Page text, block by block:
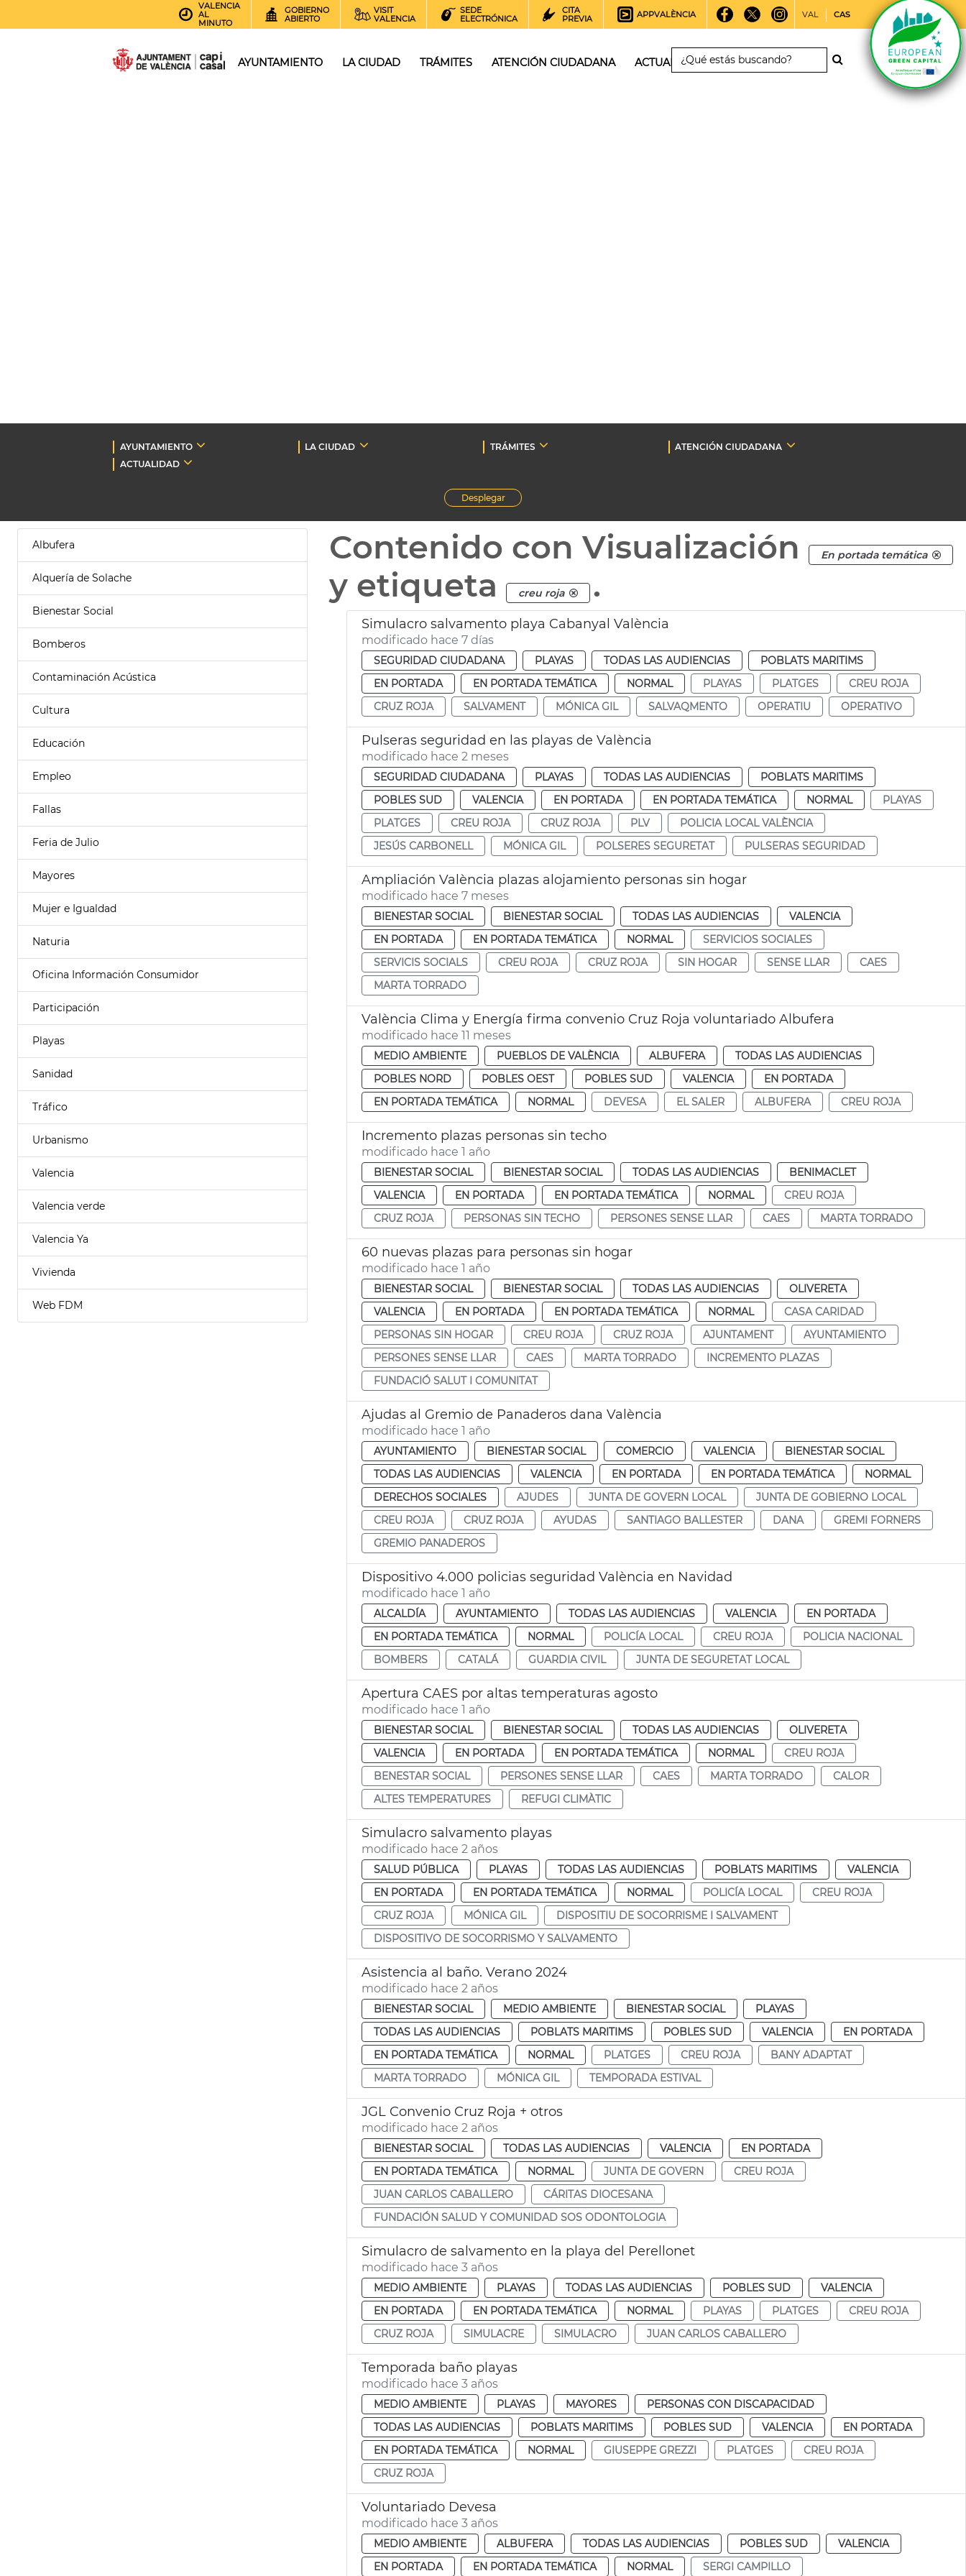
VALENCIA
AL
MINUTO
GOBIERNO
ABIERTO
VISIT
VALENCIA
SEDE
ELECTRÓNICA
CITA
PREVIA
APPVALÈNCIA VAL CAS
AYUNTAMIENTO LA CIUDAD TRÁMITES ATENCIÓN CIUDADANA ACTUALIDAD
AYUNTAMIENTO LA CIUDAD TRÁMITES
ATENCIÓN CIUDADANA
ACTUALIDAD
Desplegar
Albufera
Alquería de Solache
Bienestar Social
Bomberos
Contaminación Acústica
Cultura
Educación
Empleo
Fallas
Feria de Julio
Mayores
Mujer e Igualdad
Naturia
Oficina Información Consumidor
Participación
Playas
Sanidad
Tráfico
Urbanismo
Valencia
Valencia verde
Valencia Ya
Vivienda
Web FDM
Contenido con Visualización En portada temática
y etiqueta creu roja .
Simulacro salvamento playa Cabanyal València
modificado hace 7 días
SEGURIDAD CIUDADANA PLAYAS TODAS LAS AUDIENCIAS
POBLATS MARITIMS
EN PORTADA
EN PORTADA TEMÁTICA NORMAL PLAYAS PLATGES
CREU ROJA
CRUZ ROJA
SALVAMENT MÓNICA GIL SALVAQMENTO OPERATIU OPERATIVO
Pulseras seguridad en las playas de València
modificado hace 2 meses
SEGURIDAD CIUDADANA PLAYAS TODAS LAS AUDIENCIAS
POBLATS MARITIMS
POBLES SUD
VALENCIA EN PORTADA EN PORTADA TEMÁTICA NORMAL
PLAYAS
PLATGES
CREU ROJA CRUZ ROJA PLV
POLICIA LOCAL VALÈNCIA
JESÚS CARBONELL
MÓNICA GIL POLSERES SEGURETAT PULSERAS SEGURIDAD
Ampliación València plazas alojamiento personas sin hogar
modificado hace 7 meses
BIENESTAR SOCIAL BIENESTAR SOCIAL TODAS LAS AUDIENCIAS
VALENCIA
EN PORTADA
EN PORTADA TEMÁTICA NORMAL
SERVICIOS SOCIALES
SERVICIS SOCIALS
CREU ROJA CRUZ ROJA SIN HOGAR SENSE LLAR
CAES
MARTA TORRADO
València Clima y Energía firma convenio Cruz Roja voluntariado Albufera
modificado hace 11 meses
MEDIO AMBIENTE PUEBLOS DE VALÈNCIA ALBUFERA
TODAS LAS AUDIENCIAS
POBLES NORD
POBLES OEST POBLES SUD VALENCIA
EN PORTADA
EN PORTADA TEMÁTICA
NORMAL DEVESA EL SALER ALBUFERA CREU ROJA
Incremento plazas personas sin techo
modificado hace 1 año
BIENESTAR SOCIAL BIENESTAR SOCIAL TODAS LAS AUDIENCIAS
BENIMACLET
VALENCIA
EN PORTADA EN PORTADA TEMÁTICA NORMAL
CREU ROJA
CRUZ ROJA
PERSONAS SIN TECHO PERSONES SENSE LLAR CAES MARTA TORRADO
60 nuevas plazas para personas sin hogar
modificado hace 1 año
BIENESTAR SOCIAL BIENESTAR SOCIAL TODAS LAS AUDIENCIAS
OLIVERETA
VALENCIA
EN PORTADA EN PORTADA TEMÁTICA NORMAL
CASA CARIDAD
PERSONAS SIN HOGAR
CREU ROJA CRUZ ROJA AJUNTAMENT
AYUNTAMIENTO
PERSONES SENSE LLAR
CAES MARTA TORRADO
INCREMENTO PLAZAS
FUNDACIÓ SALUT I COMUNITAT
Ajudas al Gremio de Panaderos dana València
modificado hace 1 año
AYUNTAMIENTO BIENESTAR SOCIAL COMERCIO VALENCIA
BIENESTAR SOCIAL
TODAS LAS AUDIENCIAS
VALENCIA EN PORTADA EN PORTADA TEMÁTICA
NORMAL
DERECHOS SOCIALES
AJUDES JUNTA DE GOVERN LOCAL
JUNTA DE GOBIERNO LOCAL
CREU ROJA
CRUZ ROJA AYUDAS SANTIAGO BALLESTER DANA
GREMI FORNERS
GREMIO PANADEROS
Dispositivo 4.000 policias seguridad València en Navidad
modificado hace 1 año
ALCALDÍA AYUNTAMIENTO TODAS LAS AUDIENCIAS VALENCIA
EN PORTADA
EN PORTADA TEMÁTICA
NORMAL POLICÍA LOCAL CREU ROJA
POLICIA NACIONAL
BOMBERS
CATALÁ GUARDIA CIVIL JUNTA DE SEGURETAT LOCAL
Apertura CAES por altas temperaturas agosto
modificado hace 1 año
BIENESTAR SOCIAL BIENESTAR SOCIAL TODAS LAS AUDIENCIAS
OLIVERETA
VALENCIA
EN PORTADA EN PORTADA TEMÁTICA NORMAL
CREU ROJA
BENESTAR SOCIAL
PERSONES SENSE LLAR CAES MARTA TORRADO
CALOR
ALTES TEMPERATURES
REFUGI CLIMÀTIC
Simulacro salvamento playas
modificado hace 2 años
SALUD PÚBLICA PLAYAS TODAS LAS AUDIENCIAS POBLATS MARITIMS
VALENCIA
EN PORTADA
EN PORTADA TEMÁTICA NORMAL POLICÍA LOCAL
CREU ROJA
CRUZ ROJA
MÓNICA GIL
DISPOSITIU DE SOCORRISME I SALVAMENT
DISPOSITIVO DE SOCORRISMO Y SALVAMENTO
Asistencia al baño. Verano 2024
modificado hace 2 años
BIENESTAR SOCIAL MEDIO AMBIENTE BIENESTAR SOCIAL
PLAYAS
TODAS LAS AUDIENCIAS
POBLATS MARITIMS POBLES SUD VALENCIA
EN PORTADA
EN PORTADA TEMÁTICA
NORMAL PLATGES CREU ROJA
BANY ADAPTAT
MARTA TORRADO
MÓNICA GIL TEMPORADA ESTIVAL
JGL Convenio Cruz Roja + otros
modificado hace 2 años
BIENESTAR SOCIAL TODAS LAS AUDIENCIAS VALENCIA
EN PORTADA
EN PORTADA TEMÁTICA
NORMAL JUNTA DE GOVERN
CREU ROJA
JUAN CARLOS CABALLERO
CÁRITAS DIOCESANA
FUNDACIÓN SALUD Y COMUNIDAD SOS ODONTOLOGIA
Simulacro de salvamento en la playa del Perellonet
modificado hace 3 años
MEDIO AMBIENTE PLAYAS TODAS LAS AUDIENCIAS POBLES SUD
VALENCIA
EN PORTADA
EN PORTADA TEMÁTICA NORMAL PLAYAS PLATGES
CREU ROJA
CRUZ ROJA
SIMULACRE SIMULACRO JUAN CARLOS CABALLERO
Temporada baño playas
modificado hace 3 años
MEDIO AMBIENTE PLAYAS MAYORES
PERSONAS CON DISCAPACIDAD
TODAS LAS AUDIENCIAS
POBLATS MARITIMS POBLES SUD VALENCIA
EN PORTADA
EN PORTADA TEMÁTICA
NORMAL GIUSEPPE GREZZI PLATGES
CREU ROJA
CRUZ ROJA
Voluntariado Devesa
modificado hace 3 años
MEDIO AMBIENTE ALBUFERA TODAS LAS AUDIENCIAS POBLES SUD
VALENCIA
EN PORTADA
EN PORTADA TEMÁTICA NORMAL SERGI CAMPILLO